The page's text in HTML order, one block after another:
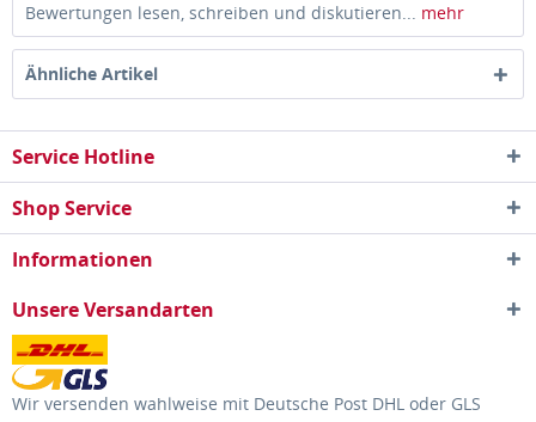
Bewertungen lesen, schreiben und diskutieren... mehr
Ähnliche Artikel
Service Hotline
Shop Service
Informationen
Unsere Versandarten
Wir versenden wahlweise mit Deutsche Post DHL oder GLS